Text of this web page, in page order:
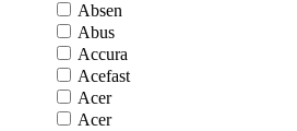
Absen
Abus
Accura
Acefast
Acer
Acer